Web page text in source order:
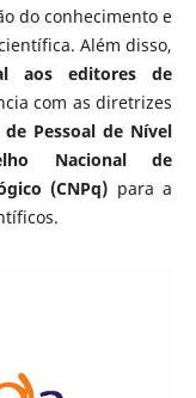
do conhecimento e
Além disso,
aos editores de
com as diretrizes
Pessoal de Nível
Nacional de
(CNPq) para a